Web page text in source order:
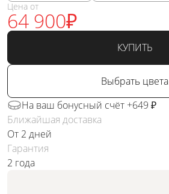
Цена от
64 900₽
КУПИТЬ
Выбрать цвета
На ваш бонусный счёт +649 ₽
Ближайшая доставка
От 2 дней
Гарантия
2 года